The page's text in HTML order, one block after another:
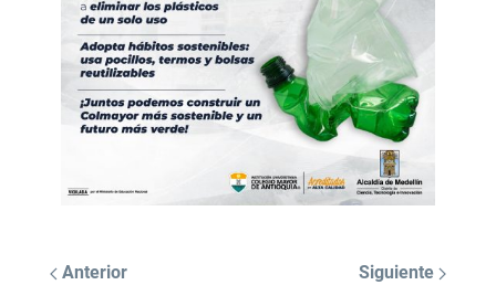
Anterior Siguiente